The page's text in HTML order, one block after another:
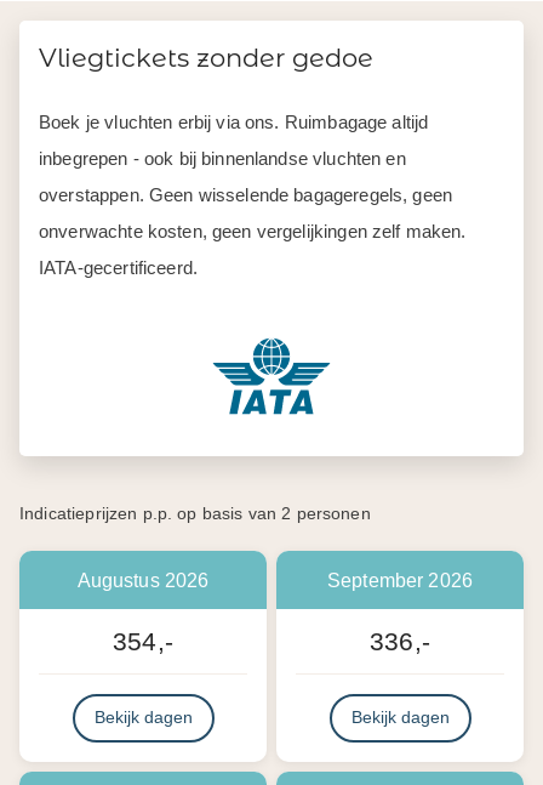
Vliegtickets zonder gedoe
Boek je vluchten erbij via ons. Ruimbagage altijd
inbegrepen - ook bij binnenlandse vluchten en
overstappen. Geen wisselende bagageregels, geen
onverwachte kosten, geen vergelijkingen zelf maken.
IATA-gecertificeerd.
Indicatieprijzen p.p. op basis van 2 personen
Augustus 2026
354,-
Bekijk dagen
September 2026
336,-
Bekijk dagen